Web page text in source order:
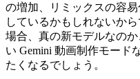
の増加、リミックスの容
しているかもしれないか
場合、真の新モデルなの
い Gemini 動画制作モード
たくなるでしょう。